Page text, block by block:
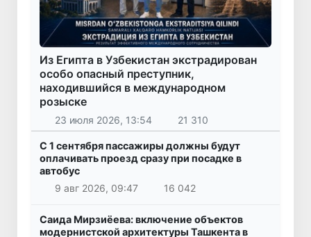
Из Египта в Узбекистан экстрадирован
особо опасный преступник,
находившийся в международном
розыске
23 июля 2026, 13:54 21 310
С 1 сентября пассажиры должны будут
оплачивать проезд сразу при посадке в
автобус
9 авг 2026, 09:47
16 042
Саида Мирзиёева: включение объектов
модернистской архитектуры Ташкента в